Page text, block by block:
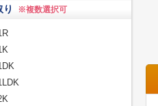
り ※複数選択可